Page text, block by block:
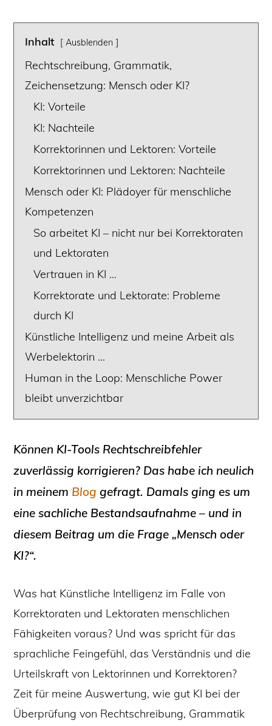
Inhalt Ausblenden
Rechtschreibung, Grammatik,
Zeichensetzung: Mensch oder KI?
KI: Vorteile
KI: Nachteile
Korrektorinnen und Lektoren: Vorteile
Korrektorinnen und Lektoren: Nachteile
Mensch oder KI: Plädoyer für menschliche
Kompetenzen
So arbeitet KI – nicht nur bei Korrektoraten
und Lektoraten
Vertrauen in KI …
Korrektorate und Lektorate: Probleme
durch KI
Künstliche Intelligenz und meine Arbeit als
Werbelektorin …
Human in the Loop: Menschliche Power
bleibt unverzichtbar
Können KI-Tools Rechtschreibfehler
zuverlässig korrigieren? Das habe ich neulich
in meinem Blog gefragt. Damals ging es um
eine sachliche Bestandsaufnahme – und in
diesem Beitrag um die Frage „Mensch oder
KI?“.
Was hat Künstliche Intelligenz im Falle von
Korrektoraten und Lektoraten menschlichen
Fähigkeiten voraus? Und was spricht für das
sprachliche Feingefühl, das Verständnis und die
Urteilskraft von Lektorinnen und Korrektoren?
Zeit für meine Auswertung, wie gut KI bei der
Überprüfung von Rechtschreibung, Grammatik